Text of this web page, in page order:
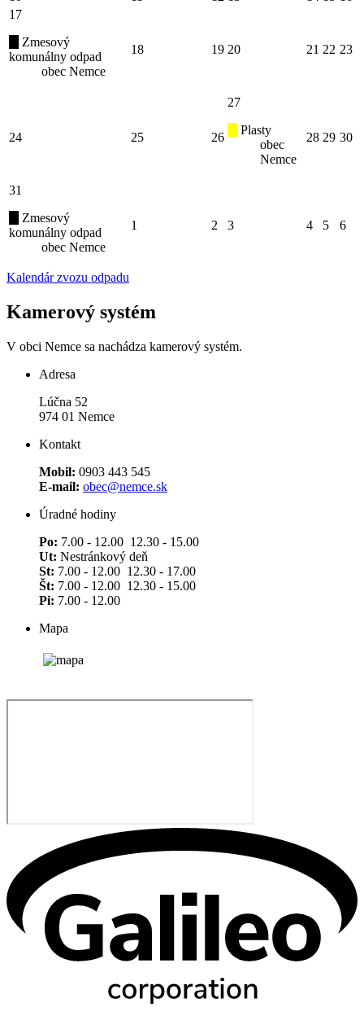
17
Zmesový
komunálny odpad
obec Nemce
18 19 20 21 22 23
24 25 26
27
Plasty
obec
Nemce
28 29 30
31
Zmesový
komunálny odpad
obec Nemce
1 2 3 4 5 6
Kalendár zvozu odpadu
Kamerový systém
V obci Nemce sa nachádza kamerový systém.
Adresa
Lúčna 52
974 01 Nemce
Kontakt
Mobil: 0903 443 545
E-mail: obec@nemce.sk
Úradné hodiny
Po: 7.00 - 12.00 12.30 - 15.00
Ut: Nestránkový deň
St: 7.00 - 12.00 12.30 - 17.00
Št: 7.00 - 12.00 12.30 - 15.00
Pi: 7.00 - 12.00
Mapa